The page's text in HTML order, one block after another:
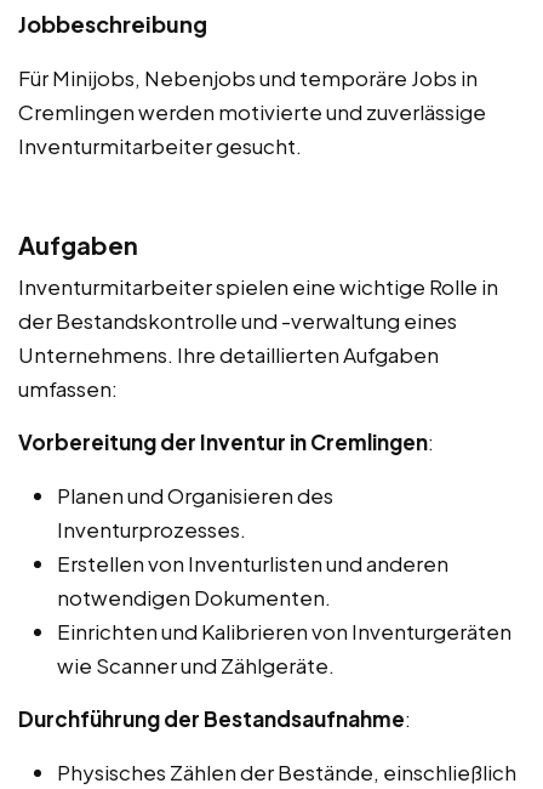
Jobbeschreibung
Für Minijobs, Nebenjobs und temporäre Jobs in
Cremlingen werden motivierte und zuverlässige
Inventurmitarbeiter gesucht.
Aufgaben
Inventurmitarbeiter spielen eine wichtige Rolle in
der Bestandskontrolle und -verwaltung eines
Unternehmens. Ihre detaillierten Aufgaben
umfassen:
Vorbereitung der Inventur in Cremlingen:
Planen und Organisieren des
Inventurprozesses.
Erstellen von Inventurlisten und anderen
notwendigen Dokumenten.
Einrichten und Kalibrieren von Inventurgeräten
wie Scanner und Zählgeräte.
Durchführung der Bestandsaufnahme:
Physisches Zählen der Bestände, einschließlich